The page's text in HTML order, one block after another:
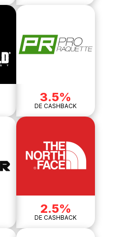
3.5%
DE CASHBACK
2.5%
DE CASHBACK